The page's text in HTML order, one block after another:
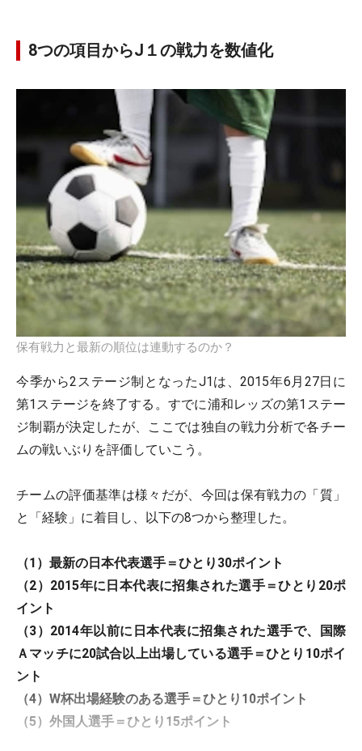
8つの項目からJ１の戦力を数値化
保有戦力と最新の順位は連動するのか？
今季から2ステージ制となったJ1は、2015年6月27日に
第1ステージを終了する。すでに浦和レッズの第1ステー
ジ制覇が決定したが、ここでは独自の戦力分析で各チー
ムの戦いぶりを評価していこう。
チームの評価基準は様々だが、今回は保有戦力の「質」
と「経験」に着目し、以下の8つから整理した。
（1）最新の日本代表選手＝ひとり30ポイント
（2）2015年に日本代表に招集された選手＝ひとり20ポ
イント
（3）2014年以前に日本代表に招集された選手で、国際
Ａマッチに20試合以上出場している選手＝ひとり10ポイ
ント
（4）W杯出場経験のある選手＝ひとり10ポイント
（5）外国人選手＝ひとり15ポイント